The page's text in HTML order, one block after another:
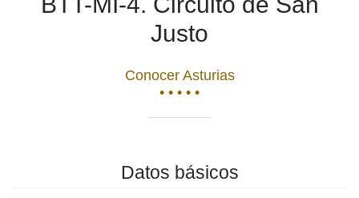
Justo
Conocer Asturias
• • • • •
Datos básicos